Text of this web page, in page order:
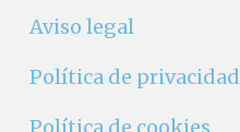
Aviso legal
Política de privacidad